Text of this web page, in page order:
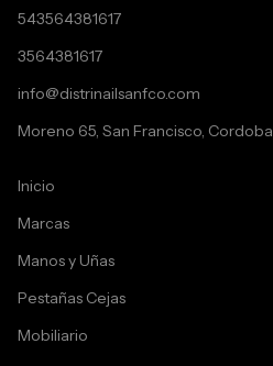
543564381617
3564381617
info@distrinailsanfco.com
Moreno 65, San Francisco, Cordoba
Inicio
Marcas
Manos y Uñas
Pestañas Cejas
Mobiliario